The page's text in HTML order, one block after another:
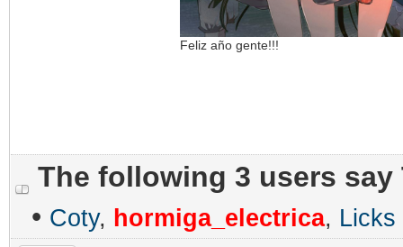
Feliz año gente!!!
The following 3 users
• Coty, hormiga_electrica, Licks